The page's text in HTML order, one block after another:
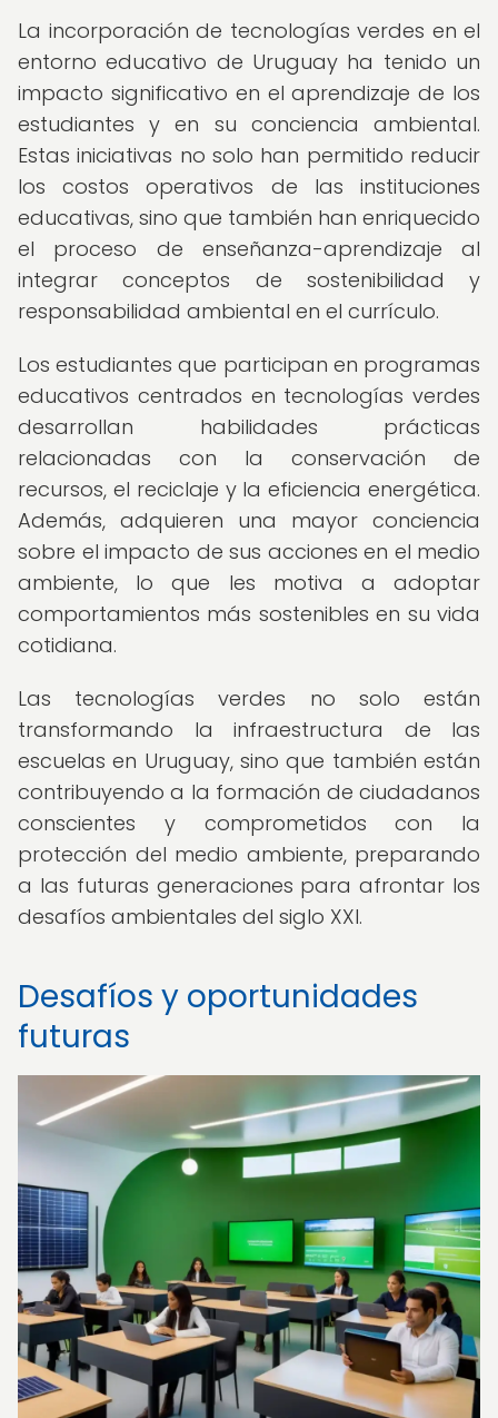
La incorporación de tecnologías verdes en el
entorno educativo de Uruguay ha tenido un
impacto significativo en el aprendizaje de los
estudiantes y en su conciencia ambiental.
Estas iniciativas no solo han permitido reducir
los costos operativos de las instituciones
educativas, sino que también han enriquecido
el proceso de enseñanza-aprendizaje al
integrar conceptos de sostenibilidad y
responsabilidad ambiental en el currículo.
Los estudiantes que participan en programas
educativos centrados en tecnologías verdes
desarrollan habilidades prácticas
relacionadas con la conservación de
recursos, el reciclaje y la eficiencia energética.
Además, adquieren una mayor conciencia
sobre el impacto de sus acciones en el medio
ambiente, lo que les motiva a adoptar
comportamientos más sostenibles en su vida
cotidiana.
Las tecnologías verdes no solo están
transformando la infraestructura de las
escuelas en Uruguay, sino que también están
contribuyendo a la formación de ciudadanos
conscientes y comprometidos con la
protección del medio ambiente, preparando
a las futuras generaciones para afrontar los
desafíos ambientales del siglo XXI.
Desafíos y oportunidades
futuras